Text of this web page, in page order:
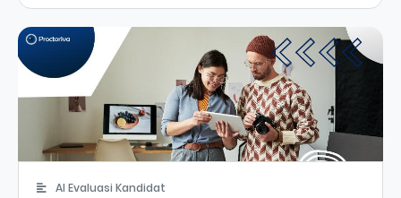
AI Evaluasi Kandidat